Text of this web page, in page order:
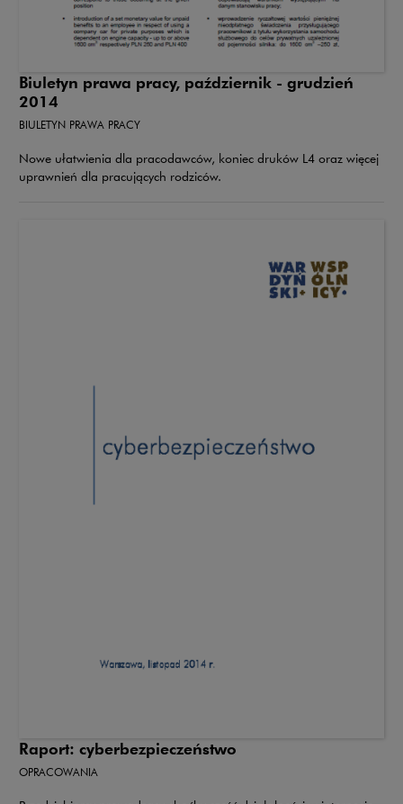
Biuletyn prawa pracy, październik - grudzień
2014
BIULETYN PRAWA PRACY
Nowe ułatwienia dla pracodawców, koniec druków L4 oraz więcej
uprawnień dla pracujących rodziców.
Raport: cyberbezpieczeństwo
OPRACOWANIA